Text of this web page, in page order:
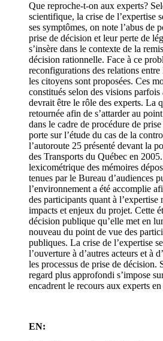
Que reproche-t-on aux experts?
scientifique, la crise de l’expertise
ses symptômes, on note l’abus de
prise de décision et leur perte de
s’insère dans le contexte de la
décision rationnelle. Face à ce
reconfigurations des relations
les citoyens sont proposées. Ces
constitués selon des visions
devrait être le rôle des experts. La
retournée afin de s’attarder au
dans le cadre de procédure de
porte sur l’étude du cas de la
l’autoroute 25 présenté devant la
des Transports du Québec en
lexicométrique des mémoires
tenues par le Bureau d’audiences
l’environnement a été accomplie
des participants quant à l’expertise
impacts et enjeux du projet. Cette
décision publique qu’elle met en
nouveau du point de vue des
publiques. La crise de l’expertise
l’ouverture à d’autres acteurs et à
les processus de prise de décision.
regard plus approfondi s’impose
encadrent le recours aux experts
EN: